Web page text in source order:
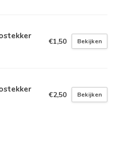
€1,50 Bekijken
€2,50 Bekijken